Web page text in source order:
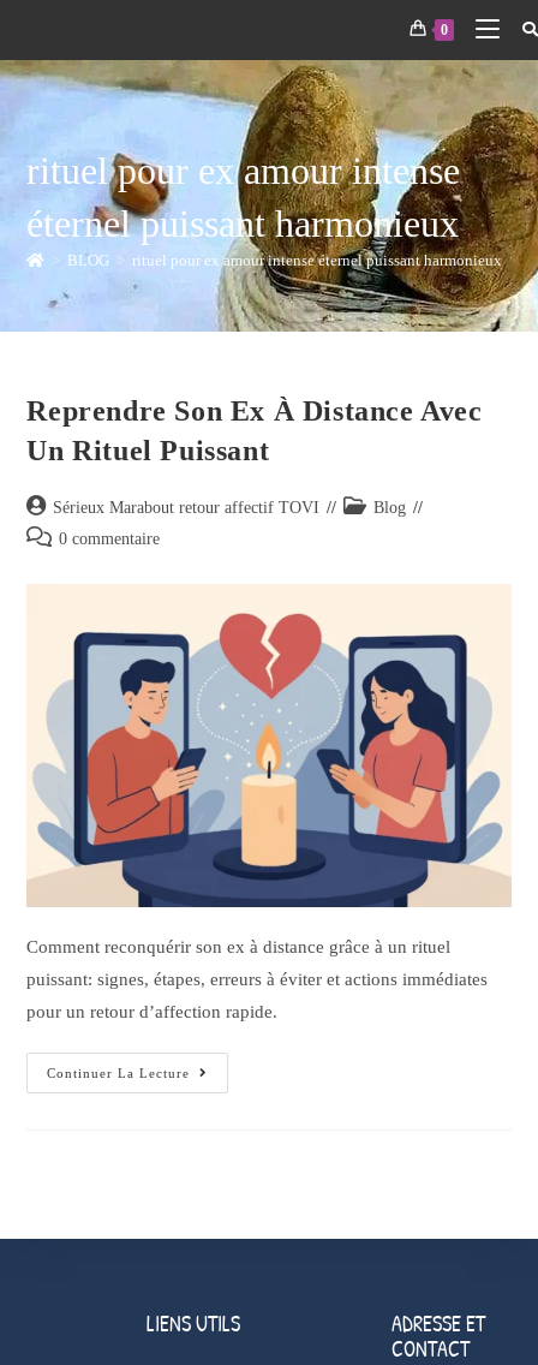
0
rituel pour ex amour intense
éternel puissant harmonieux
> BLOG > rituel pour ex amour intense éternel puissant harmonieux
Reprendre Son Ex À Distance Avec
Un Rituel Puissant
Sérieux Marabout retour affectif TOVI
Blog
0 commentaire
Comment reconquérir son ex à distance grâce à un rituel
puissant: signes, étapes, erreurs à éviter et actions immédiates
pour un retour d’affection rapide.
Continuer La Lecture
LIENS UTILS
ADRESSE ET
CONTACT